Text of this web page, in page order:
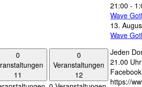
0
11
0
Veranstaltungen
12
21:00 -
Wave
13.
Wave
Jeden
21.00
https://